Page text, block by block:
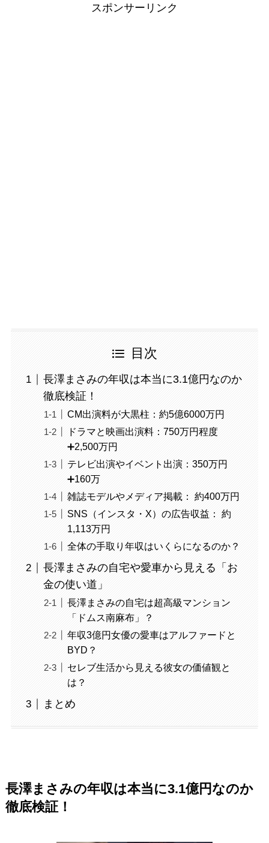
スポンサーリンク
目次
長澤まさみの年収は本当に3.1億円なのか
徹底検証！
CM出演料が大黒柱：約5億6000万円
ドラマと映画出演料：750万円程度
➕2,500万円
テレビ出演やイベント出演：350万円
➕160万
雑誌モデルやメディア掲載： 約400万円
SNS（インスタ・X）の広告収益： 約
1,113万円
全体の手取り年収はいくらになるのか？
長澤まさみの自宅や愛車から見える「お
金の使い道」
長澤まさみの自宅は超高級マンション
「ドムス南麻布」？
年収3億円女優の愛車はアルファードと
BYD？
セレブ生活から見える彼女の価値観と
は？
まとめ
長澤まさみの年収は本当に3.1億円なのか
徹底検証！